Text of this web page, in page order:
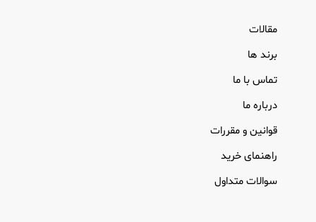
مقالات
برند ها
تماس با ما
درباره ما
قوانین و مقررات
راهنمای خرید
سوالات متداول